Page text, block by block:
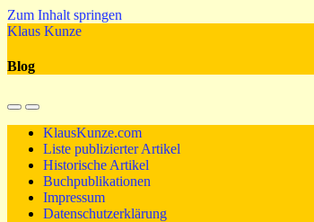
Zum Inhalt springen
Klaus Kunze
Blog
Mobil-
Menü
umschalten
Suchfeld
umschalten
KlausKunze.com
Liste publizierter Artikel
Historische Artikel
Buchpublikationen
Impressum
Datenschutzerklärung